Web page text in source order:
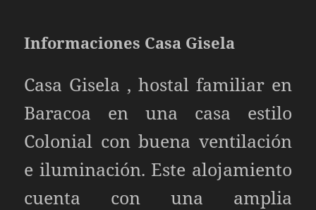
Informaciones Casa Gisela
Casa Gisela , hostal familiar en
Baracoa en una casa estilo
Colonial con buena ventilación
e iluminación. Este alojamiento
cuenta con una amplia